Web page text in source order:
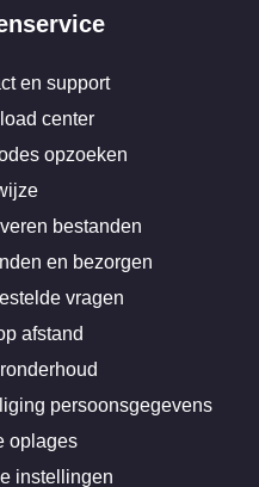
en support
center
opzoeken
bestanden
en bezorgen
vragen
afstand
persoonsgegevens
oplages
instellingen